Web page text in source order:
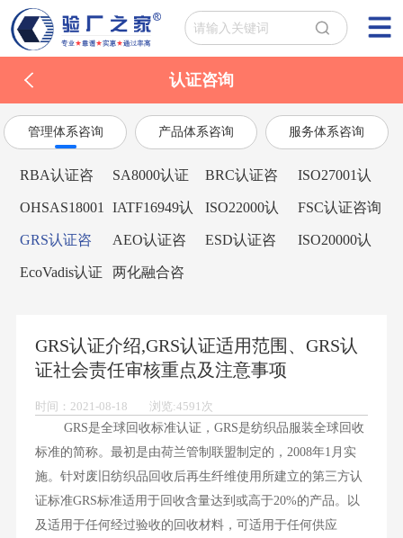
认证咨询
管理体系咨询 产品体系咨询 服务体系咨询
RBA认证咨
询
SA8000认证
咨询
BRC认证咨
询
ISO27001认
证咨询
OHSAS18001
认证咨询
IATF16949认
证咨询
ISO22000认
证咨询
FSC认证咨询
GRS认证咨
询
AEO认证咨
询
ESD认证咨
ISO20000认
EcoVadis认证
两化融合咨
GRS认证介绍,GRS认证适用范围、GRS认
证社会责任审核重点及注意事项
时间：2021-08-18 浏览:4591次
GRS是全球回收标准认证，GRS是纺织品服装全球回收
标准的简称。最初是由荷兰管制联盟制定的，2008年1月实
施。针对废旧纺织品回收后再生纤维使用所建立的第三方认
证标准GRS标准适用于回收含量达到或高于20%的产品。以
及适用于任何经过验收的回收材料，可适用于任何供应